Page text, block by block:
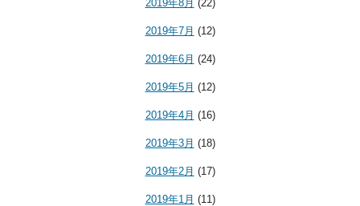
2019年8月 (22)
2019年7月 (12)
2019年6月 (24)
2019年5月 (12)
2019年4月 (16)
2019年3月 (18)
2019年2月 (17)
2019年1月 (11)